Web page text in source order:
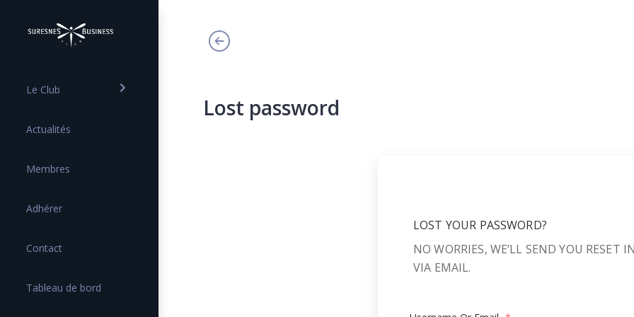
Le Club
Actualités
Membres
Adhérer
Contact
Tableau de bord
Lost password
LOST YOUR PASSWORD?
NO WORRIES, WE’LL SEND YOU RESET
VIA EMAIL.